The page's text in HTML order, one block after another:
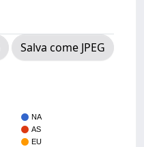
Salva come JPEG
NA
AS
EU